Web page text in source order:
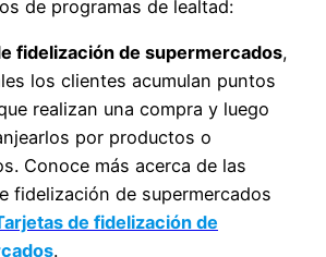
de programas de lealtad:
fidelización de supermercados,
los clientes acumulan puntos
realizan una compra y luego
por productos o
Conoce más acerca de las
fidelización de supermercados
de fidelización de
.